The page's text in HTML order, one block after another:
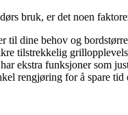
bruk, er det noen
til dine behov og
tilstrekkelig
ekstra funksjoner som
rengjøring for å spare tid